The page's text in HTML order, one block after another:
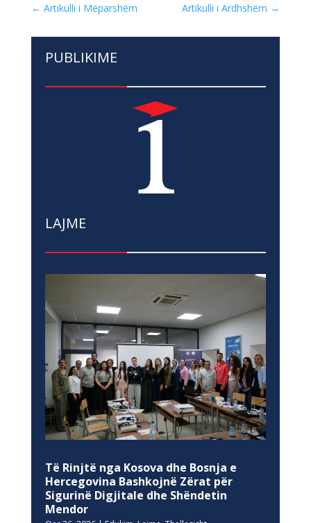
← Artikulli i Mëparshëm Artikulli i Ardhshëm →
PUBLIKIME
LAJME
Të Rinjtë nga Kosova dhe Bosnja e
Hercegovina Bashkojnë Zërat për
Sigurinë Digjitale dhe Shëndetin
Mendor